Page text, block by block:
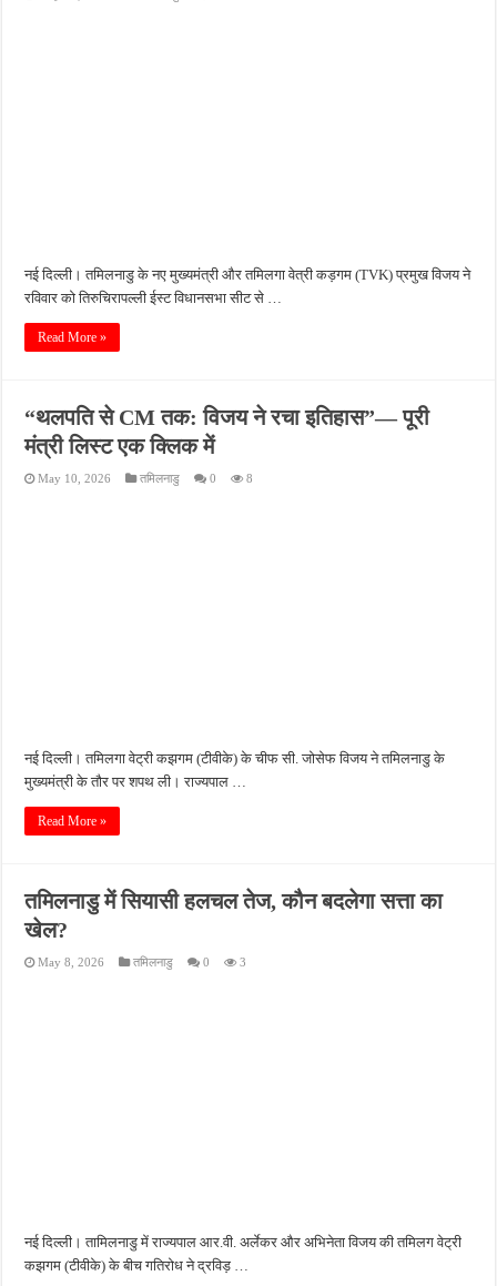
नई दिल्ली। तमिलनाडु के नए मुख्यमंत्री और तमिलगा वेत्री कड़गम (TVK) प्रमुख विजय ने
रविवार को तिरुचिरापल्ली ईस्ट विधानसभा सीट से …
Read More »
“थलपति से CM तक: विजय ने रचा इतिहास”— पूरी
मंत्री लिस्ट एक क्लिक में
May 10, 2026 तमिलनाडु 0 8
नई दिल्ली। तमिलगा वेट्री कझगम (टीवीके) के चीफ सी. जोसेफ विजय ने तमिलनाडु के
मुख्यमंत्री के तौर पर शपथ ली। राज्यपाल …
Read More »
तमिलनाडु में सियासी हलचल तेज, कौन बदलेगा सत्ता का
खेल?
May 8, 2026 तमिलनाडु 0 3
नई दिल्ली। तामिलनाडु में राज्यपाल आर.वी. अर्लेकर और अभिनेता विजय की तमिलग वेट्री
कझगम (टीवीके) के बीच गतिरोध ने द्रविड़ …